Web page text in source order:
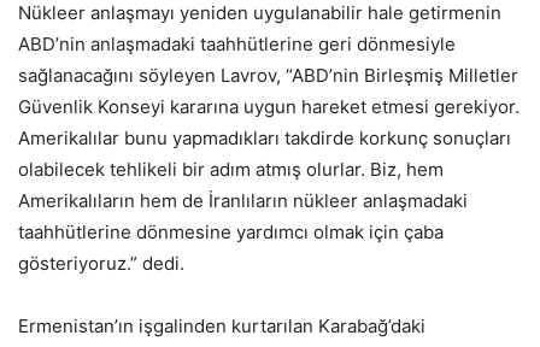
Nükleer anlaşmayı yeniden uygulanabilir hale getirmenin
ABD’nin anlaşmadaki taahhütlerine geri dönmesiyle
sağlanacağını söyleyen Lavrov, “ABD’nin Birleşmiş Milletler
Güvenlik Konseyi kararına uygun hareket etmesi gerekiyor.
Amerikalılar bunu yapmadıkları takdirde korkunç sonuçları
olabilecek tehlikeli bir adım atmış olurlar. Biz, hem
Amerikalıların hem de İranlıların nükleer anlaşmadaki
taahhütlerine dönmesine yardımcı olmak için çaba
gösteriyoruz.” dedi.
Ermenistan’ın işgalinden kurtarılan Karabağ’daki